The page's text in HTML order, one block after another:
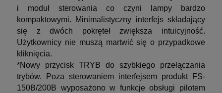
i moduł sterowania co czyni lampy bardzo
kompaktowymi. Minimalistyczny interfejs składający
się z dwóch pokręteł zwiększa intuicyjność.
Użytkownicy nie muszą martwić się o przypadkowe
kliknięcia.
*Nowy przycisk TRYB do szybkiego przełączania
trybów. Poza sterowaniem interfejsem produkt FS-
150B/200B wyposażono w funkcje obsługi pilotem